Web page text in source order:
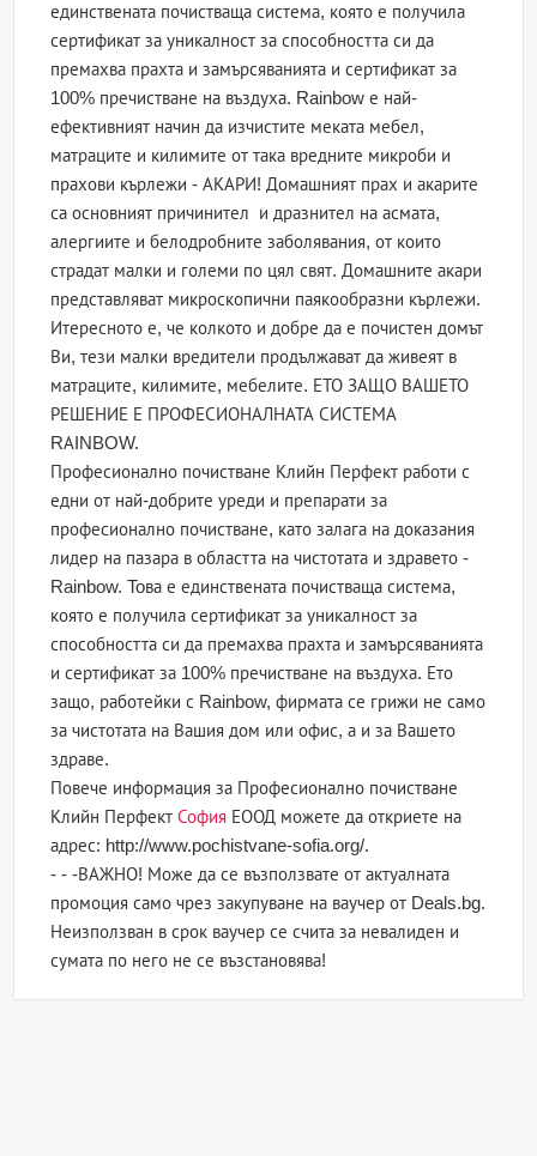
единствената почистваща система, която е получила
сертификат за уникалност за способността си да
премахва прахта и замърсяванията и сертификат за
100% пречистване на въздуха. Rainbow е най-
ефективният начин да изчистите меката мебел,
матраците и килимите от така вредните микроби и
прахови кърлежи - АКАРИ! Домашният прах и акарите
са основният причинител и дразнител на асмата,
алергиите и белодробните заболявания, от които
страдат малки и големи по цял свят. Домашните акари
представляват микроскопични паякообразни кърлежи.
Итересното е, че колкото и добре да е почистен домът
Ви, тези малки вредители продължават да живеят в
матраците, килимите, мебелите. ЕТО ЗАЩО ВАШЕТО
РЕШЕНИЕ Е ПРОФЕСИОНАЛНАТА СИСТЕМА
RАINBOW.
Професионално почистване Клийн Перфект работи с
едни от най-добрите уреди и препарати за
професионално почистване, като залага на доказания
лидер на пазара в областта на чистотата и здравето -
Rainbow. Toва е единствената почистваща система,
която е получила сертификат за уникалност за
способността си да премахва прахта и замърсяванията
и сертификат за 100% пречистване на въздуха. Ето
защо, работейки с Rainbow, фирмата се грижи не само
за чистотата на Вашия дом или офис, а и за Вашето
здраве.
Повече информация за Професионално почистване
Клийн ПерфектСофия ЕООД можете да откриете на
адрес: http://www.pochistvane-sofia.org/.
- - -ВАЖНО! Може да се възползвате от актуалната
промоция само чрез закупуване на ваучер от Deals.bg.
Неизползван в срок ваучер се счита за невалиден и
сумата по него не се възстановява!